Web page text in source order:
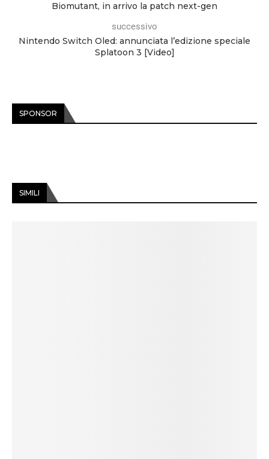
Biomutant, in arrivo la patch next-gen
successivo
Nintendo Switch Oled: annunciata l’edizione speciale
Splatoon 3 [Video]
SPONSOR
SIMILI